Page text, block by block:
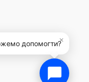
×
допомогти?